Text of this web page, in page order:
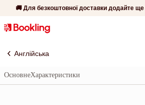
🚚 Для безкоштовної доставки додайте ще
Англійська
ОсновнеХарактеристики